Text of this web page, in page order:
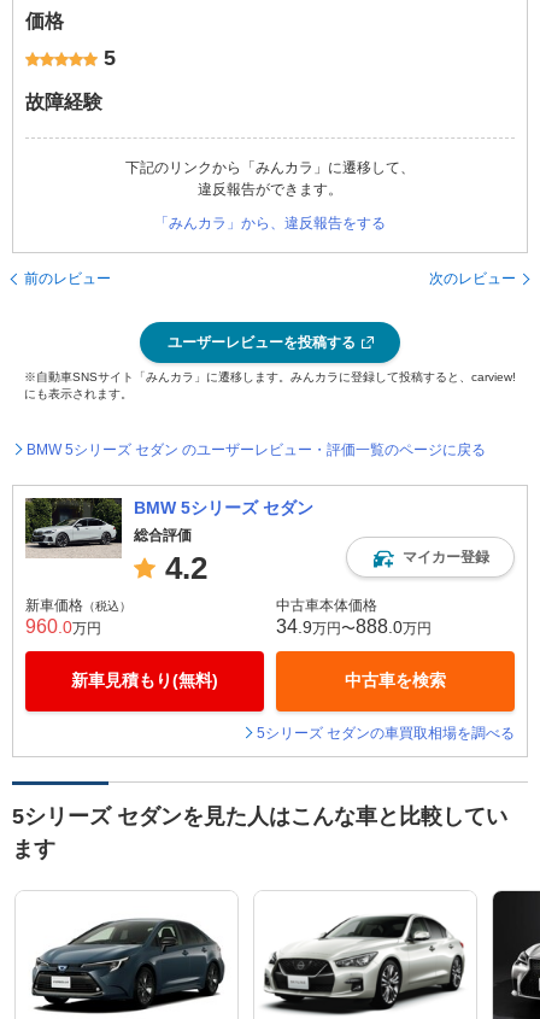
価格
5
故障経験
下記のリンクから「みんカラ」に遷移して、
違反報告ができます。
「みんカラ」から、違反報告をする
前のレビュー 次のレビュー
ユーザーレビューを投稿する
※自動車SNSサイト「みんカラ」に遷移します。みんカラに登録して投稿すると、carview!
にも表示されます。
BMW 5シリーズ セダン のユーザーレビュー・評価一覧のページに戻る
BMW 5シリーズ セダン
総合評価
4.2 マイカー登録
新車価格 （税込）
960 .0万円
新車見積もり(無料)
中古車本体価格
34 .9万円〜888 .0万円
中古車を検索
5シリーズ セダンの車買取相場を調べる
5シリーズ セダンを見た人はこんな車と比較してい
ます